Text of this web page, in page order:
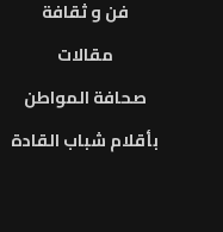
فن و ثقافة
مقالات
صحافة المواطن
بأقلام شباب القادة